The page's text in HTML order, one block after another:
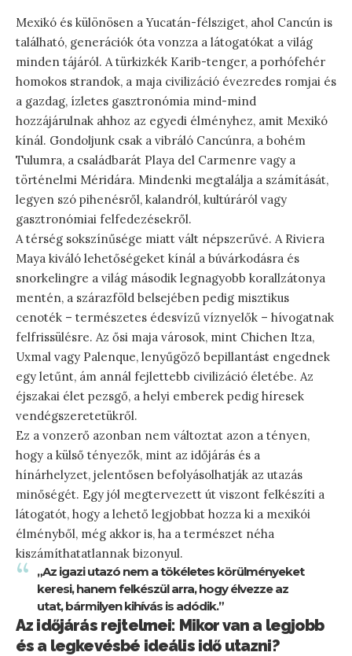
Mexikó és különösen a Yucatán-félsziget, ahol Cancún is
található, generációk óta vonzza a látogatókat a világ
minden tájáról. A türkizkék Karib-tenger, a porhófehér
homokos strandok, a maja civilizáció évezredes romjai és
a gazdag, ízletes gasztronómia mind-mind
hozzájárulnak ahhoz az egyedi élményhez, amit Mexikó
kínál. Gondoljunk csak a vibráló Cancúnra, a bohém
Tulumra, a családbarát Playa del Carmenre vagy a
történelmi Méridára. Mindenki megtalálja a számítását,
legyen szó pihenésről, kalandról, kultúráról vagy
gasztronómiai felfedezésekről.
A térség sokszínűsége miatt vált népszerűvé. A Riviera
Maya kiváló lehetőségeket kínál a búvárkodásra és
snorkelingre a világ második legnagyobb korallzátonya
mentén, a szárazföld belsejében pedig misztikus
cenoték – természetes édesvízű víznyelők – hívogatnak
felfrissülésre. Az ősi maja városok, mint Chichen Itza,
Uxmal vagy Palenque, lenyűgöző bepillantást engednek
egy letűnt, ám annál fejlettebb civilizáció életébe. Az
éjszakai élet pezsgő, a helyi emberek pedig híresek
vendégszeretetükről.
Ez a vonzerő azonban nem változtat azon a tényen,
hogy a külső tényezők, mint az időjárás és a
hínárhelyzet, jelentősen befolyásolhatják az utazás
minőségét. Egy jól megtervezett út viszont felkészíti a
látogatót, hogy a lehető legjobbat hozza ki a mexikói
élményből, még akkor is, ha a természet néha
kiszámíthatatlannak bizonyul.
„Az igazi utazó nem a tökéletes körülményeket
keresi, hanem felkészül arra, hogy élvezze az
utat, bármilyen kihívás is adódik.”
Az időjárás rejtelmei: Mikor van a legjobb
és a legkevésbé ideális idő utazni?